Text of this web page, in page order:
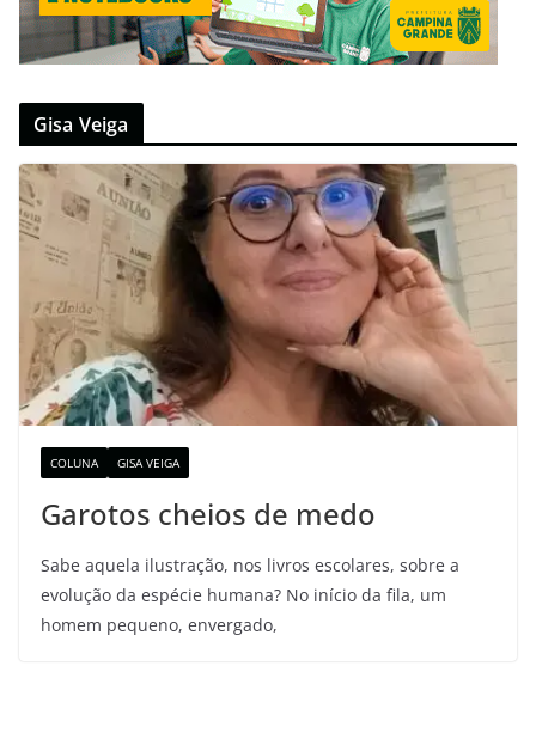
Gisa Veiga
COLUNA GISA VEIGA
Garotos cheios de medo
Sabe aquela ilustração, nos livros escolares, sobre a
evolução da espécie humana? No início da fila, um
homem pequeno, envergado,